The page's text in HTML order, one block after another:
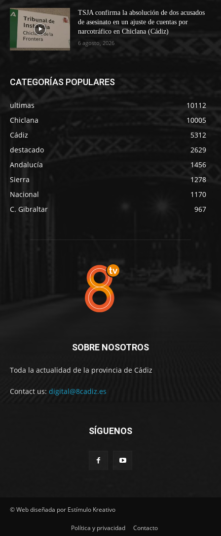
TSJA confirma la absolución de dos acusados
de asesinato en un ajuste de cuentas por
narcotráfico en Chiclana (Cádiz)
6 agosto, 2026
CATEGORÍAS POPULARES
ultimas
10112
Chiclana
10005
Cádiz
5312
destacado
2629
Andalucía
1456
Sierra
1278
Nacional
1170
C. Gibraltar
967
SOBRE NOSOTROS
Toda la actualidad de la provincia de Cádiz
Contact us: digital@8cadiz.es
SÍGUENOS
© Web diseñada por Estímulo Kreativo
Política y privacidad Contacto